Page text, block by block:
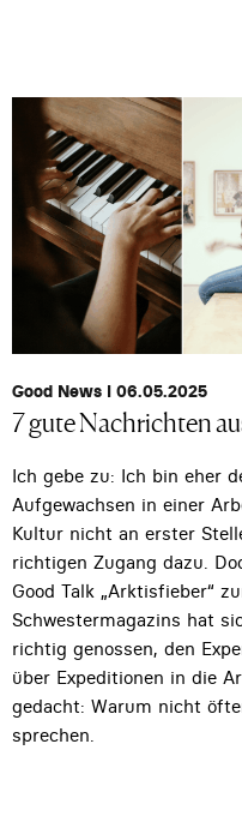
Good News I 06.05.2025
7 gute Nachrichten
Ich gebe zu: Ich bin eher
Aufgewachsen in einer
Kultur nicht an erster
richtigen Zugang dazu.
Good Talk „Arktisfieber“
Schwestermagazins hat
richtig genossen, den
über Expeditionen in die
gedacht: Warum nicht
sprechen.